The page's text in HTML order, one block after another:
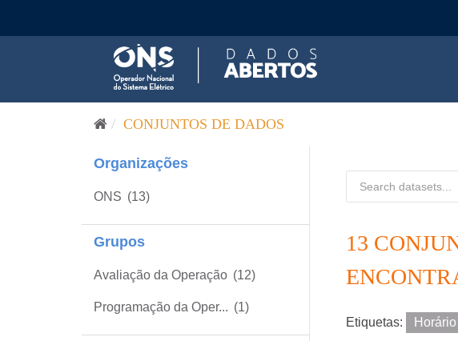
CONJUNTOS DE DADOS
Organizações
ONS (13)
Grupos
Avaliação da Operação (12)
Programação da Oper... (1)
13
Etiquetas: Horário